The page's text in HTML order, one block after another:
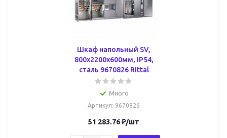
Шкаф напольный SV,
800x2200x600мм, IP54,
сталь 9670826 Rittal
Много
Артикул: 9670826
51 283.76₽/шт